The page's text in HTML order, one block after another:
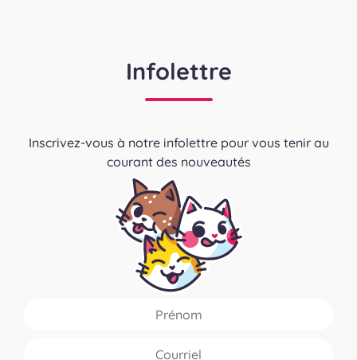
Infolettre
Inscrivez-vous à notre infolettre pour vous tenir au
courant des nouveautés